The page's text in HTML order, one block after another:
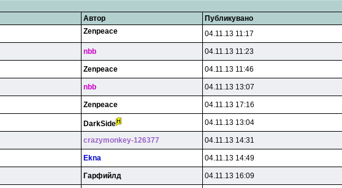
Автор Публикувано
Zenpeace 04.11.13 11:17
nbb 04.11.13 11:23
Zenpeace 04.11.13 11:46
nbb 04.11.13 13:07
Zenpeace 04.11.13 17:16
DarkSide 04.11.13 13:04
crazymonkey-126377 04.11.13 14:31
Ekna 04.11.13 14:49
Гарфийлд 04.11.13 16:09